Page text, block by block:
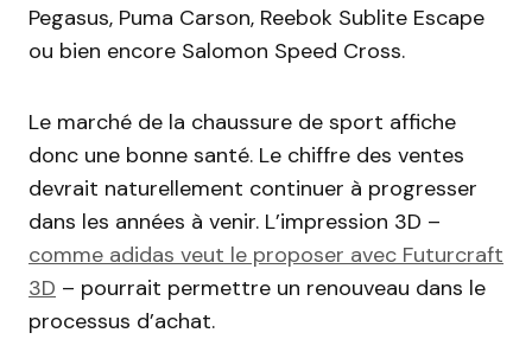
Pegasus, Puma Carson, Reebok Sublite Escape
ou bien encore Salomon Speed Cross.
Le marché de la chaussure de sport affiche
donc une bonne santé. Le chiffre des ventes
devrait naturellement continuer à progresser
dans les années à venir. L’impression 3D –
comme adidas veut le proposer avec Futurcraft
3D – pourrait permettre un renouveau dans le
processus d’achat.